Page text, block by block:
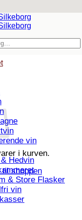
i kurven.
til shoppen
vin
Hedvin
& Store Flasker
vin